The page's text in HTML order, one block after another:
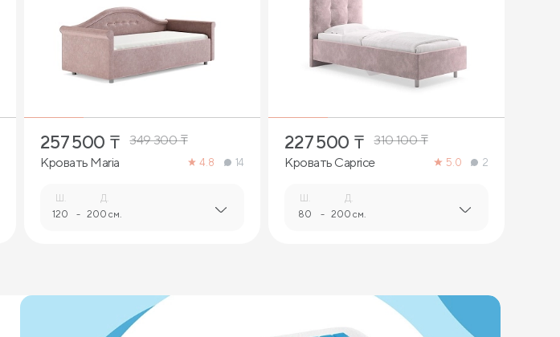
257 500 ₸ 349 300₸
Кровать Maria
4.8 14
120 -
Д.
200 см.
3
227 500 ₸ 310 100₸
Кровать Caprice
5.0 2
80 -
Д.
200 см.